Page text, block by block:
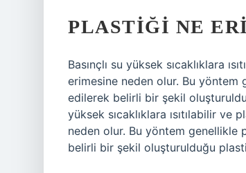
PLASTIĞI NE
Basınçlı su yüksek sıcaklıklara
erimesine neden olur. Bu yöntem
edilerek belirli bir şekil
yüksek sıcaklıklara ısıtılabilir
neden olur. Bu yöntem genellikle
belirli bir şekil oluşturulduğu